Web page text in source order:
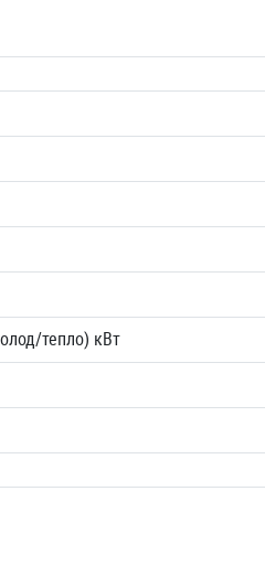
тепло) кВт